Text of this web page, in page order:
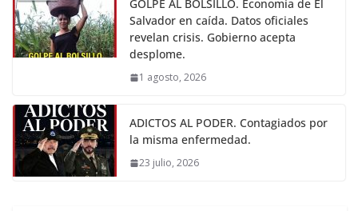
GOLPE AL BOLSILLO. Economía de El
Salvador en caída. Datos oficiales
revelan crisis. Gobierno acepta
desplome.
1 agosto, 2026
ADICTOS AL PODER. Contagiados por
la misma enfermedad.
23 julio, 2026